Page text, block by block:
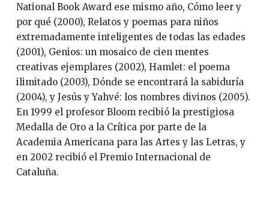
National Book Award ese mismo año, Cómo leer y
por qué (2000), Relatos y poemas para niños
extremadamente inteligentes de todas las edades
(2001), Genios: un mosaico de cien mentes
creativas ejemplares (2002), Hamlet: el poema
ilimitado (2003), Dónde se encontrará la sabiduría
(2004), y Jesús y Yahvé: los nombres divinos (2005).
En 1999 el profesor Bloom recibió la prestigiosa
Medalla de Oro a la Crítica por parte de la
Academia Americana para las Artes y las Letras, y
en 2002 recibió el Premio Internacional de
Cataluña.